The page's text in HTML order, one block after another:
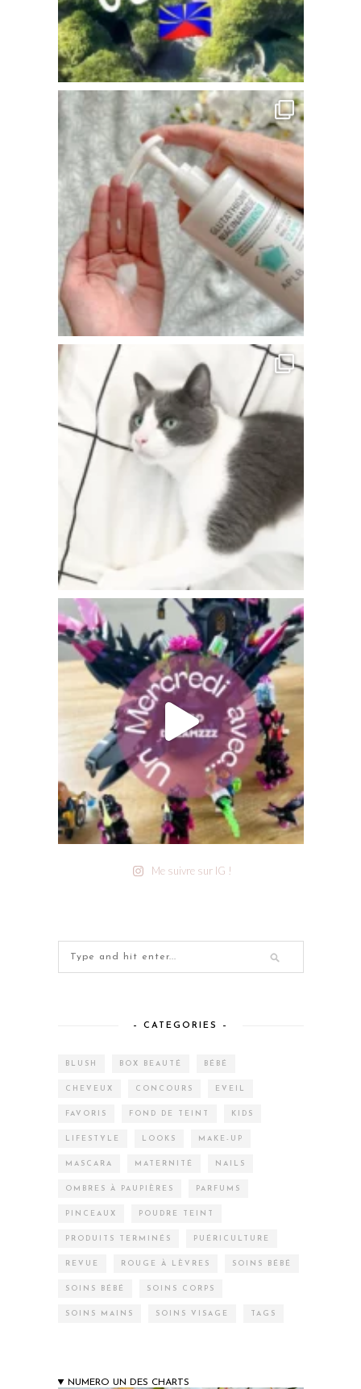
Me suivre sur IG !
– CATEGORIES –
BLUSH BOX BEAUTÉ BÉBÉ
CHEVEUX CONCOURS EVEIL
FAVORIS FOND DE TEINT KIDS
LIFESTYLE LOOKS MAKE-UP
MASCARA MATERNITÉ NAILS
OMBRES À PAUPIÈRES PARFUMS
PINCEAUX POUDRE TEINT
PRODUITS TERMINÉS PUÉRICULTURE
REVUE ROUGE À LÈVRES SOINS BÉBÉ
SOINS BÉBÉ SOINS CORPS
SOINS MAINS SOINS VISAGE TAGS
NUMERO UN DES CHARTS